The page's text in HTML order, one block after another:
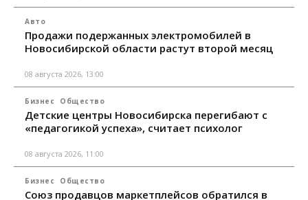
Авто
Продажи подержанных электромобилей в
Новосибирской области растут второй месяц
08 августа 2026, 13:00
Бизнес Общество
Детские центры Новосибирска перегибают с
«педагогикой успеха», считает психолог
08 августа 2026, 11:00
Бизнес Общество
Союз продавцов маркетплейсов обратился в